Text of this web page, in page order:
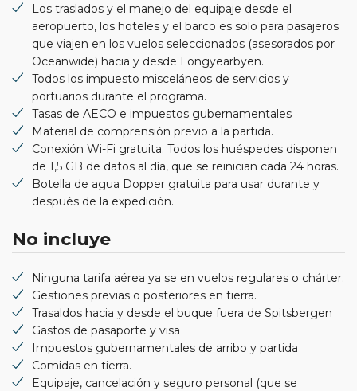
Los traslados y el manejo del equipaje desde el
aeropuerto, los hoteles y el barco es solo para pasajeros
que viajen en los vuelos seleccionados (asesorados por
Oceanwide) hacia y desde Longyearbyen.
Todos los impuesto misceláneos de servicios y
portuarios durante el programa.
Tasas de AECO e impuestos gubernamentales
Material de comprensión previo a la partida.
Conexión Wi-Fi gratuita. Todos los huéspedes disponen
de 1,5 GB de datos al día, que se reinician cada 24 horas.
Botella de agua Dopper gratuita para usar durante y
después de la expedición.
No incluye
Ninguna tarifa aérea ya se en vuelos regulares o chárter.
Gestiones previas o posteriores en tierra.
Trasaldos hacia y desde el buque fuera de Spitsbergen
Gastos de pasaporte y visa
Impuestos gubernamentales de arribo y partida
Comidas en tierra.
Equipaje, cancelación y seguro personal (que se